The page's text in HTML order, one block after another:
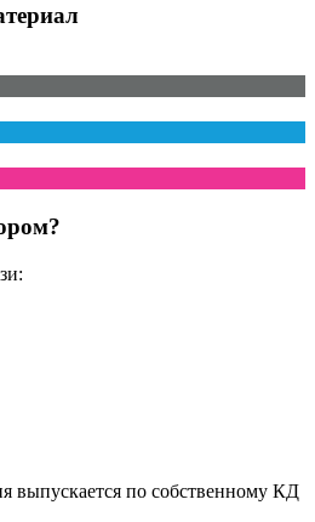
выпускается по собственному КД